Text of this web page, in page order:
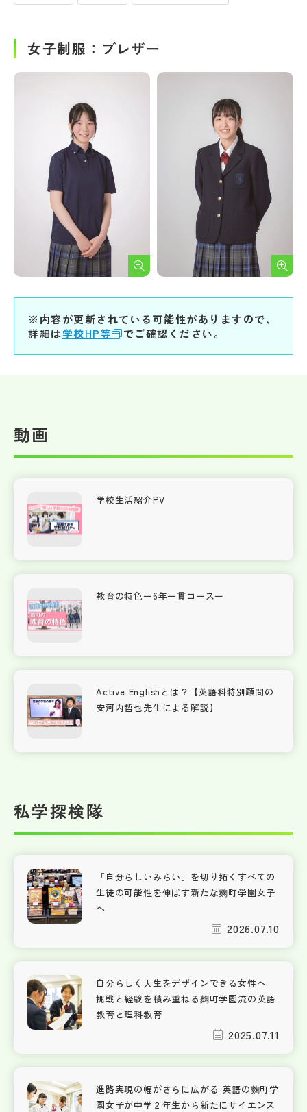
女子制服：ブレザー
※内容が更新されている可能性がありますので、
詳細は学校HP等 でご確認ください。
動画
学校生活紹介PV
教育の特色ー6年一貫コースー
Active Englishとは？【英語科特別顧問の
安河内哲也先生による解説】
私学探検隊
「自分らしいみらい」を切り拓くすべての
生徒の可能性を伸ばす新たな麴町学園女子
へ
2026.07.10
自分らしく人生をデザインできる女性へ
挑戦と経験を積み重ねる麴町学園流の英語
教育と理科教育
2025.07.11
進路実現の幅がさらに広がる 英語の麴町学
園女子が中学２年生から新たにサイエンス